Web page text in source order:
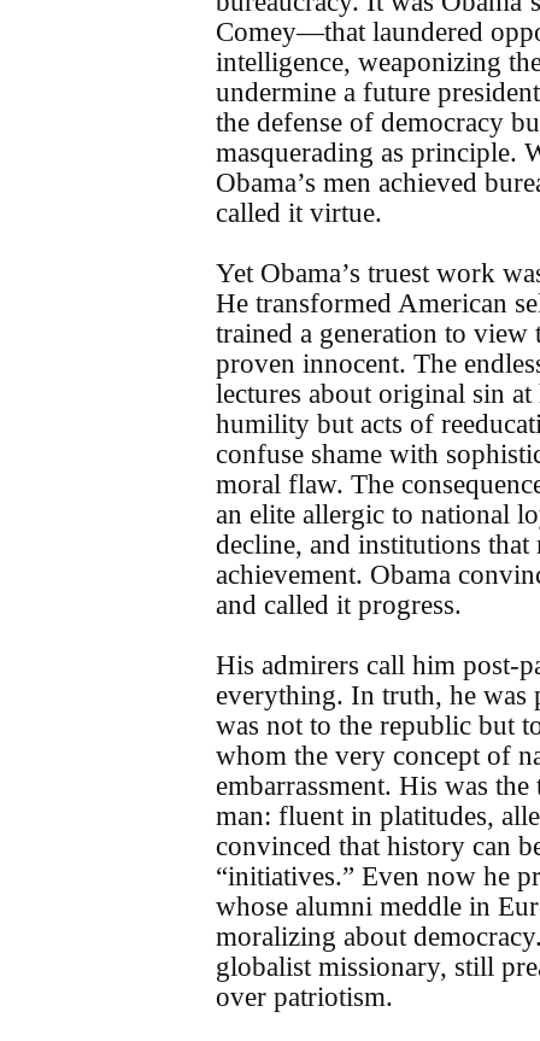
Comey—that laundered
intelligence, weaponizing
undermine a future
the defense of democracy
masquerading as principle.
Obama’s men achieved
called it virtue.
Yet Obama’s truest work
He transformed American
trained a generation to
proven innocent. The
lectures about original sin
humility but acts of
confuse shame with
moral flaw. The
an elite allergic to national
decline, and institutions
achievement. Obama
and called it progress.
His admirers call him post-
everything. In truth, he
was not to the republic but
whom the very concept of
embarrassment. His was
man: fluent in platitudes,
convinced that history can
“initiatives.” Even now he
whose alumni meddle in
moralizing about
globalist missionary, still
over patriotism.